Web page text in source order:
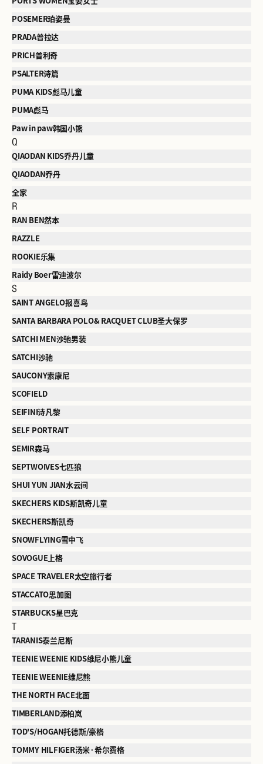
POSEMER珀姿曼
PRADA普拉达
PRICH普利奇
PSALTER诗篇
PUMA KIDS彪马儿童
PUMA彪马
Paw in paw韩国小熊
Q
QIAODAN KIDS乔丹儿童
QIAODAN乔丹
全家
R
RAN BEN然本
RAZZLE
ROOKIE乐集
Raidy Boer雷迪波尔
S
SAINT ANGELO报喜鸟
SANTA BARBARA POLO& RACQUET CLUB圣大保罗
SATCHI MEN沙驰男装
SATCHI沙驰
SAUCONY索康尼
SCOFIELD
SEIFINI诗凡黎
SELF PORTRAIT
SEMIR森马
SEPTWOIVES七匹狼
SHUI YUN JIAN水云间
SKECHERS KIDS斯凯奇儿童
SKECHERS斯凯奇
SNOWFLYING雪中飞
SOVOGUE上格
SPACE TRAVELER太空旅行者
STACCATO思加图
STARBUCKS星巴克
T
TARANIS泰兰尼斯
TEENIE WEENIE KIDS维尼小熊儿童
TEENIE WEENIE维尼熊
THE NORTH FACE北面
TIMBERLAND添柏岚
TOD'S/HOGAN托德斯/豪格
TOMMY HILFIGER汤米·希尔费格